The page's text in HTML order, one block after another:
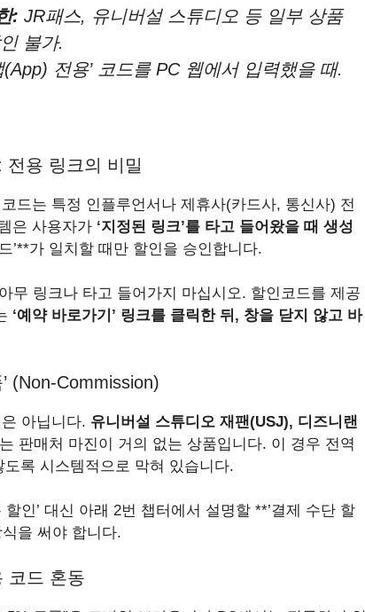
: JR패스, 유니버설 스튜디오 등 일부 상품
불가.
(App) 전용’ 코드를 PC 웹에서 입력했을 때.
전용 링크의 비밀
드는 특정 인플루언서나 제휴사(카드사, 통신사) 전
은 사용자가 ‘지정된 링크’를 타고 들어왔을 때 생성
’**가 일치할 때만 할인을 승인합니다.
무 링크나 타고 들어가지 마십시오. 할인코드를 제공
‘예약 바로가기’ 링크를 클릭한 뒤, 창을 닫지 않고 바
(Non-Commission)
아닙니다. 유니버설 스튜디오 재팬(USJ), 디즈니랜
판매처 마진이 거의 없는 상품입니다. 이 경우 전역
록 시스템적으로 막혀 있습니다.
할인’ 대신 아래 2번 챕터에서 설명할 **’결제 수단 할
식을 써야 합니다.
코드 혼동